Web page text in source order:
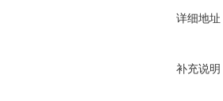
详细地址
补充说明